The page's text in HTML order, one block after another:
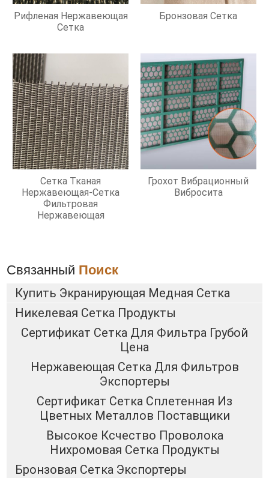
Рифленая Нержавеющая
Сетка
Бронзовая Сетка
Сетка Тканая
Нержавеющая-Сетка
Фильтровая
Нержавеющая
Грохот Вибрационный
Вибросита
Связанный Поиск
Купить Экранирующая Медная Сетка
Никелевая Сетка Продукты
Сертификат Сетка Для Фильтра Грубой
Цена
Нержавеющая Сетка Для Фильтров
Экспортеры
Сертификат Сетка Сплетенная Из
Цветных Металлов Поставщики
Высокое Ксчество Проволока
Нихромовая Сетка Продукты
Бронзовая Сетка Экспортеры